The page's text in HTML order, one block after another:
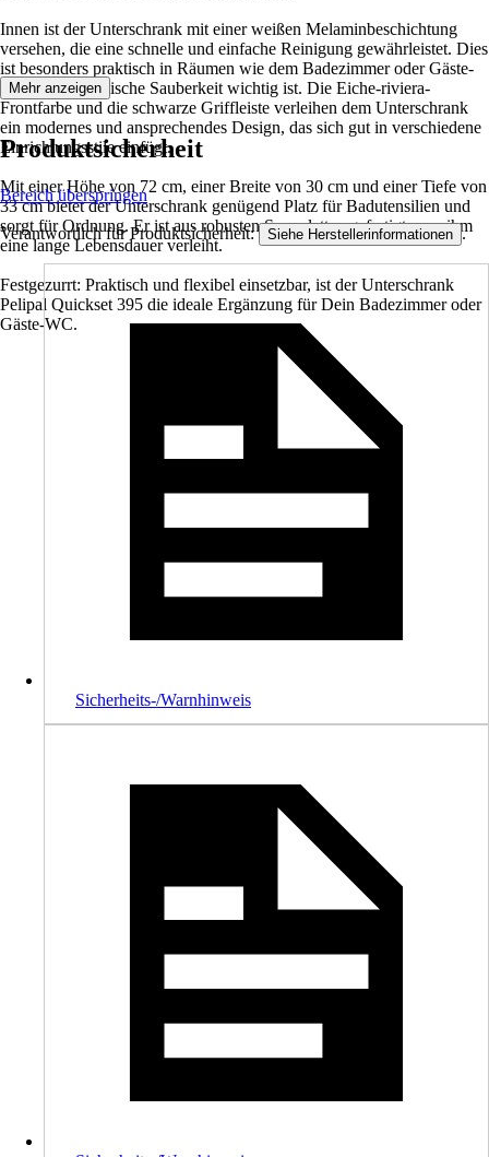
Innen ist der Unterschrank mit einer weißen Melaminbeschichtung
versehen, die eine schnelle und einfache Reinigung gewährleistet. Dies
ist besonders praktisch in Räumen wie dem Badezimmer oder Gäste-
WC, wo hygienische Sauberkeit wichtig ist. Die Eiche-riviera-
Frontfarbe und die schwarze Griffleiste verleihen dem Unterschrank
ein modernes und ansprechendes Design, das sich gut in verschiedene
Einrichtungsstile einfügt.
Mit einer Höhe von 72 cm, einer Breite von 30 cm und einer Tiefe von
33 cm bietet der Unterschrank genügend Platz für Badutensilien und
sorgt für Ordnung. Er ist aus robusten Spanplatten gefertigt, was ihm
eine lange Lebensdauer verleiht.
Festgezurrt: Praktisch und flexibel einsetzbar, ist der Unterschrank
Pelipal Quickset 395 die ideale Ergänzung für Dein Badezimmer oder
Gäste-WC.
Mehr anzeigen
Produktsicherheit
Bereich überspringen
Verantwortlich für Produktsicherheit: Siehe Herstellerinformationen .
Sicherheits-/Warnhinweis